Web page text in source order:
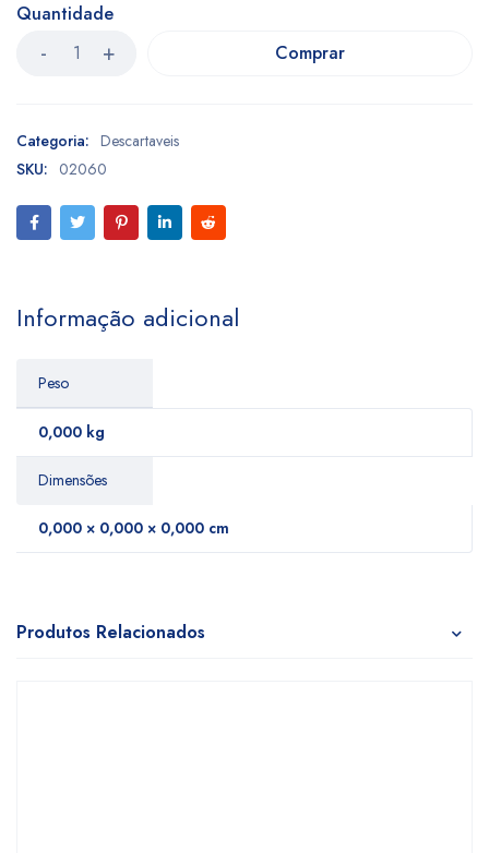
Quantidade
Comprar
Categoria: Descartaveis
SKU: 02060
Informação adicional
Peso
0,000 kg
Dimensões
0,000 × 0,000 × 0,000 cm
Produtos Relacionados